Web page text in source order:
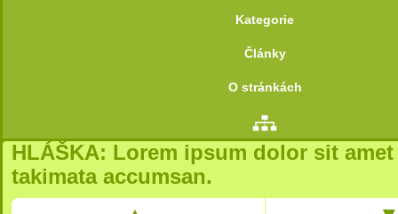
Kategorie
Články
O stránkách
HLÁŠKA: Lorem ipsum dolor sit
takimata accumsan.